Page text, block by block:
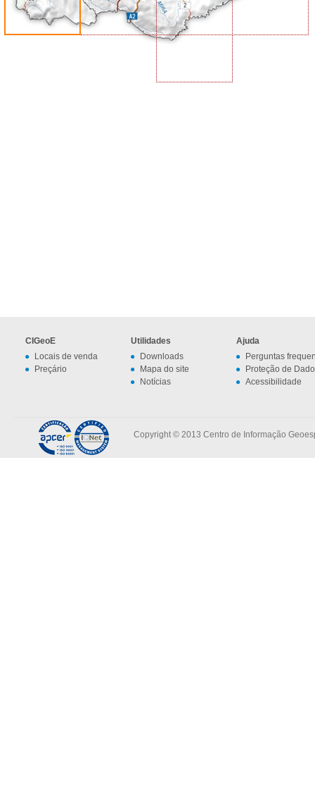
CIGeoE
Locais de venda
Preçário
Utilidades
Downloads
Mapa do site
Notícias
Ajuda
Perguntas
Proteção de
Acessibilidade
Copyright © 2013 Centro de Informação